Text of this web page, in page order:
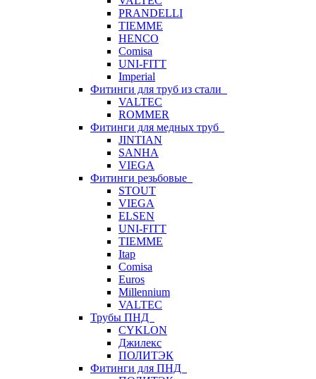
PRANDELLI
TIEMME
HENCO
Comisa
UNI-FITT
Imperial
Фитинги для труб из стали
VALTEC
ROMMER
Фитинги для медных труб
JINTIAN
SANHA
VIEGA
Фитинги резьбовые
STOUT
VIEGA
ELSEN
UNI-FITT
TIEMME
Itap
Comisa
Euros
Millennium
VALTEC
Трубы ПНД
CYKLON
Джилекс
ПОЛИТЭК
Фитинги для ПНД